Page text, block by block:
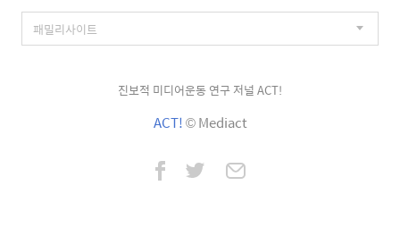
진보적 미디어운동 연구 저널 ACT!
ACT!© Mediact